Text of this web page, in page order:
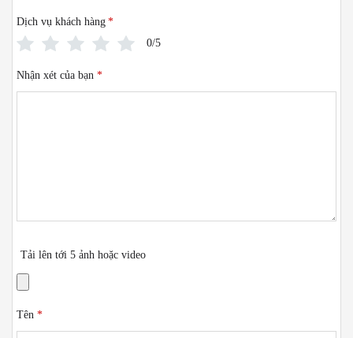
Dịch vụ khách hàng *
0/5
Nhận xét của bạn *
Tải lên tới 5 ảnh hoặc video
Tên *